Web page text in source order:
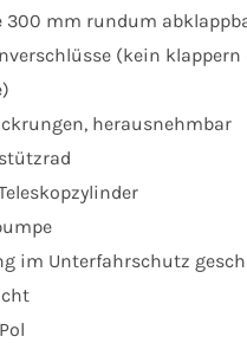
300 mm rundum
(kein klappern
herausnehmbar
im Unterfahrschutz